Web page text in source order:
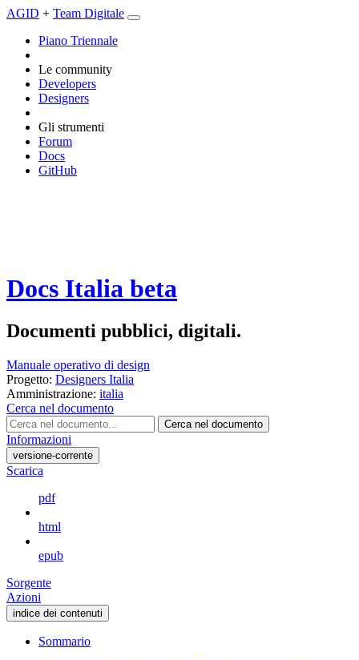
AGID + Team Digitale
Piano Triennale
Le community
Developers
Designers
Gli strumenti
Forum
Docs
GitHub
Docs Italia beta
Documenti pubblici, digitali.
Manuale operativo di design
Progetto: Designers Italia
Amministrazione: italia
Cerca nel documento
Cerca nel documento
Informazioni
versione-corrente
Scarica
pdf
html
epub
Sorgente
Azioni
indice dei contenuti
Sommario